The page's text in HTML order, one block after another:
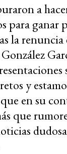
a
para ganar
la
y
en su
que